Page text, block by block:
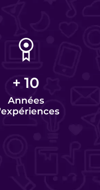
+ 10
Années